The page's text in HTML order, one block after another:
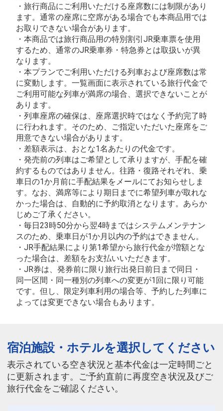
・旅行商品にご利用いただける座席数には制限があり
ます。通常の座席に空席がある場合でも本商品用では
お取りできない場合があります。
・本商品では旅行商品用の特別割引JR乗車票を使用
するため、通常のJR乗車券・特急券とは取扱いが異
なります。
・本プランでご利用いただける列車および座席数は常
に変動します。一覧画面に表示されている旅行代金で
ご利用可能な列車が満席の場合、選択できないことが
あります。
・列車座席の確保は、座席選択時ではなく予約完了時
に行われます。そのため、ご指定いただいた座席をご
用意できない場合があります。
・差額表示は、おとな1名あたりの代金です。
・発売前の列車はご希望として承りますが、手配を確
約するものではありません。往路・復路それぞれ、乗
車日の1か月前に手配結果をメールにてお知らせしま
す。なお、満席等により期日までに希望列車が取れな
かった場合は、自動的に予約取消となります。あらか
じめご了承ください。
・毎日23時50分から翌4時まではシステムメンテナン
スのため、乗車日が1か月以内の予約はできません。
・JR手配結果により第1希望から旅行代金が増額とな
った場合は、差額をお支払いいただきます。
・JR券は、発券前に限り旅行出発日前日まで同日・
同一区間・同一種別の列車への変更が1回に限り可能
です。但し、限定列車利用の場合等、予約した列車に
よっては変更できない場合もあります。
宿泊施設・ホテルを選択してください
表示されている空き状況と基本代金は一定時間ごと
に更新されます。ご予約直前に再度空き状況及びご
旅行代金をご確認ください。